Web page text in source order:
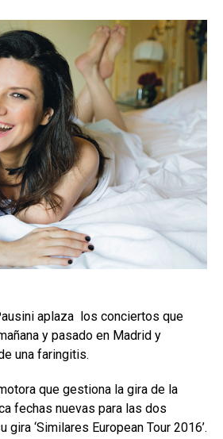
aplaza los conciertos que
y pasado en Madrid y
una faringitis.
que gestiona la gira de la
fechas nuevas para las dos
‘Similares European Tour 2016’.